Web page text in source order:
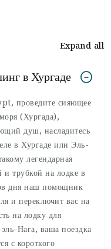
Expand all
в Хургаде
проведите сияющее
(Хургада),
душ, насладитесь
в Хургаде или Эль-
легендарная
и трубкой на лодке в
дня наш помощник
и переключит вас на
на лодку для
Нага, ваша поездка
с короткого